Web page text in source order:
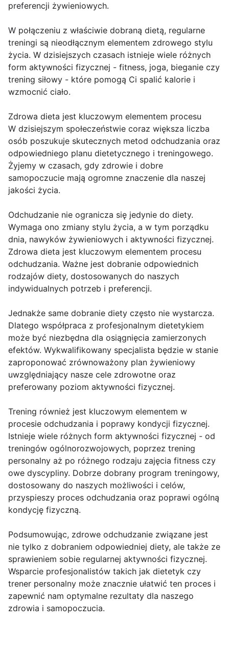
preferencji żywieniowych.
W połączeniu z właściwie dobraną dietą, regularne
treningi są nieodłącznym elementem zdrowego stylu
życia. W dzisiejszych czasach istnieje wiele różnych
form aktywności fizycznej - fitness, joga, bieganie czy
trening siłowy - które pomogą Ci spalić kalorie i
wzmocnić ciało.
Zdrowa dieta jest kluczowym elementem procesu
W dzisiejszym społeczeństwie coraz większa liczba
osób poszukuje skutecznych metod odchudzania oraz
odpowiedniego planu dietetycznego i treningowego.
Żyjemy w czasach, gdy zdrowie i dobre
samopoczucie mają ogromne znaczenie dla naszej
jakości życia.
Odchudzanie nie ogranicza się jedynie do diety.
Wymaga ono zmiany stylu życia, a w tym porządku
dnia, nawyków żywieniowych i aktywności fizycznej.
Zdrowa dieta jest kluczowym elementem procesu
odchudzania. Ważne jest dobranie odpowiednich
rodzajów diety, dostosowanych do naszych
indywidualnych potrzeb i preferencji.
Jednakże same dobranie diety często nie wystarcza.
Dlatego współpraca z profesjonalnym dietetykiem
może być niezbędna dla osiągnięcia zamierzonych
efektów. Wykwalifikowany specjalista będzie w stanie
zaproponować zrównoważony plan żywieniowy
uwzględniający nasze cele zdrowotne oraz
preferowany poziom aktywności fizycznej.
Trening również jest kluczowym elementem w
procesie odchudzania i poprawy kondycji fizycznej.
Istnieje wiele różnych form aktywności fizycznej - od
treningów ogólnorozwojowych, poprzez trening
personalny aż po różnego rodzaju zajęcia fitness czy
owe dyscypliny. Dobrze dobrany program treningowy,
dostosowany do naszych możliwości i celów,
przyspieszy proces odchudzania oraz poprawi ogólną
kondycję fizyczną.
Podsumowując, zdrowe odchudzanie związane jest
nie tylko z dobraniem odpowiedniej diety, ale także ze
sprawieniem sobie regularnej aktywności fizycznej.
Wsparcie profesjonalistów takich jak dietetyk czy
trener personalny może znacznie ułatwić ten proces i
zapewnić nam optymalne rezultaty dla naszego
zdrowia i samopoczucia.